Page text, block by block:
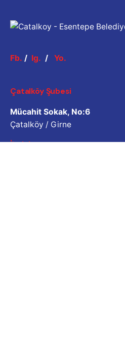
Fb. / Ig. / Yo.
Çatalköy Şubesi
Mücahit Sokak, No:6
Çatalköy / Girne
İletişim